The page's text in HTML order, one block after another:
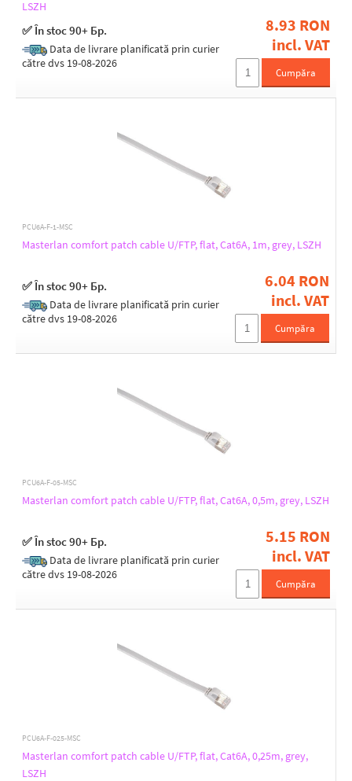
LSZH
✅ În stoc 90+ Бр.
Data de livrare planificată prin curier
către dvs 19-08-2026
8.93 RON
incl. VAT
Cumpăra
PCU6A-F-1-MSC
Masterlan comfort patch cable U/FTP, flat, Cat6A, 1m, grey, LSZH
✅ În stoc 90+ Бр.
Data de livrare planificată prin curier
către dvs 19-08-2026
6.04 RON
incl. VAT
Cumpăra
PCU6A-F-05-MSC
Masterlan comfort patch cable U/FTP, flat, Cat6A, 0,5m, grey, LSZH
✅ În stoc 90+ Бр.
Data de livrare planificată prin curier
către dvs 19-08-2026
5.15 RON
incl. VAT
Cumpăra
PCU6A-F-025-MSC
Masterlan comfort patch cable U/FTP, flat, Cat6A, 0,25m, grey,
LSZH